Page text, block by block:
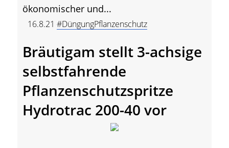
ökonomischer und...
16.8.21 #DüngungPflanzenschutz
Bräutigam stellt 3-achsige
selbstfahrende
Pflanzenschutzspritze
Hydrotrac 200-40 vor